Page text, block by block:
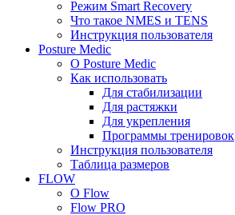
Рeжим Smart Recovery
Что такое NMES и TENS
Инструкция пользователя
Posture Medic
О Posture Medic
Как использовать
Для стабилизации
Для растяжки
Для укрепления
Программы тренировок
Инструкция пользователя
Таблица размеров
FLOW
О Flow
Flow PRO